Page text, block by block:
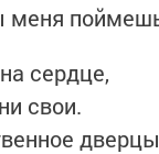
меня
сердце,
свои.